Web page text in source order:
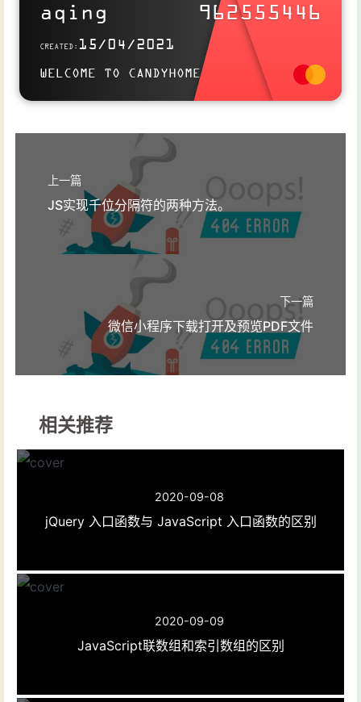
aqing 962555446
CREATED: 15/04/2021
WELCOME TO CANDYHOME
Use this card to join the candyhome and participate in a pleasant
discussion together .
Welcome to aqing's candyhome,wish you a nice day .
上一篇
JS实现千位分隔符的两种方法。
下一篇
微信小程序下载打开及预览PDF文件
相关推荐
2020-09-08
jQuery 入口函数与 JavaScript 入口函数的区别
2020-09-09
JavaScript联数组和索引数组的区别